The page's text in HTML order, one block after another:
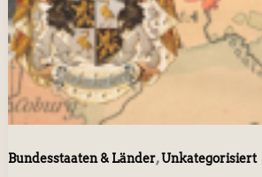
Bundesstaaten & Länder,Unkategorisiert